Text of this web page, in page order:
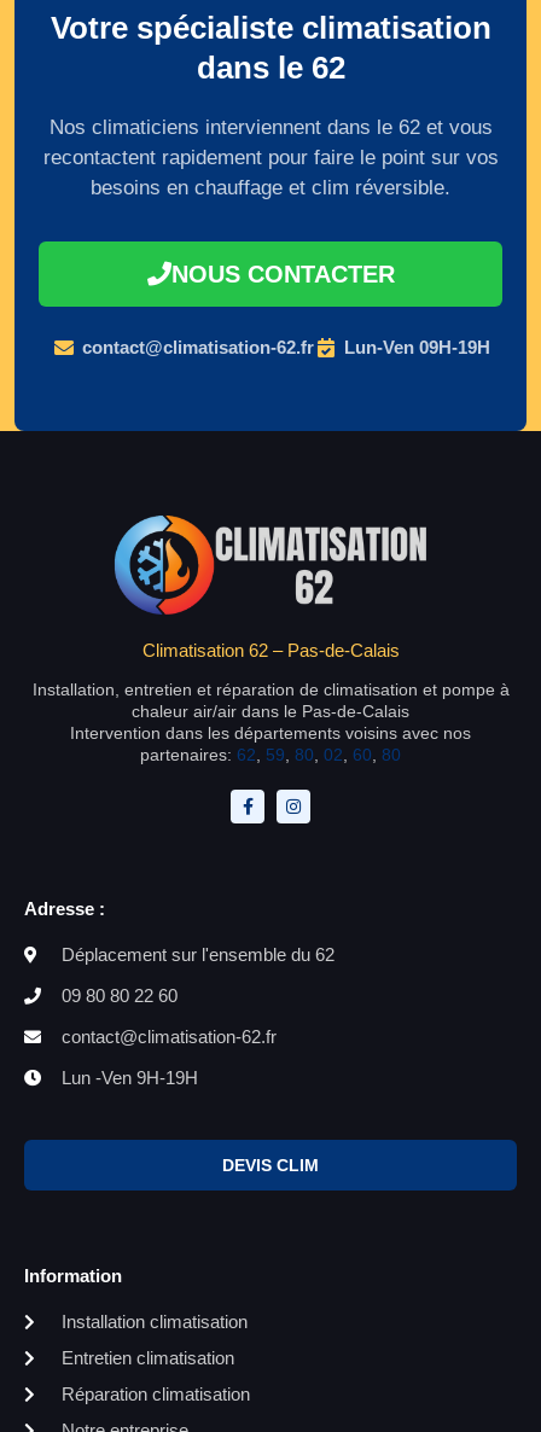
Votre spécialiste climatisation
dans le 62
Nos climaticiens interviennent dans le 62 et vous
recontactent rapidement pour faire le point sur vos
besoins en chauffage et clim réversible.
NOUS CONTACTER
contact@climatisation-62.fr Lun-Ven 09H-19H
Climatisation 62 – Pas-de-Calais
Installation, entretien et réparation de climatisation et pompe à
chaleur air/air dans le Pas-de-Calais
Intervention dans les départements voisins avec nos
partenaires: 62 59 80 02 60 80
Adresse :
Déplacement sur l'ensemble du 62
09 80 80 22 60
contact@climatisation-62.fr
Lun -Ven 9H-19H
DEVIS CLIM
Information
Installation climatisation
Entretien climatisation
Réparation climatisation